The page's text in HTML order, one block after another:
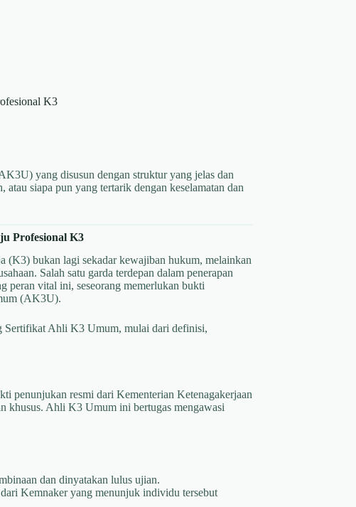
K3
yang disusun dengan struktur yang jelas dan
siapa pun yang tertarik dengan keselamatan dan
Profesional K3
(K3) bukan lagi sekadar kewajiban hukum, melainkan
Salah satu garda terdepan dalam penerapan
peran vital ini, seseorang memerlukan bukti
(AK3U).
Sertifikat Ahli K3 Umum, mulai dari definisi,
penunjukan resmi dari Kementerian Ketenagakerjaan
khusus. Ahli K3 Umum ini bertugas mengawasi
dan dinyatakan lulus ujian.
Kemnaker yang menunjuk individu tersebut